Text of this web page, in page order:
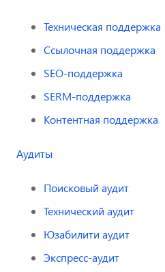
Техническая поддержка
Ссылочная поддержка
SEO-поддержка
SERM-поддержка
Контентная поддержка
Аудиты
Поисковый аудит
Технический аудит
Юзабилити аудит
Экспресс-аудит